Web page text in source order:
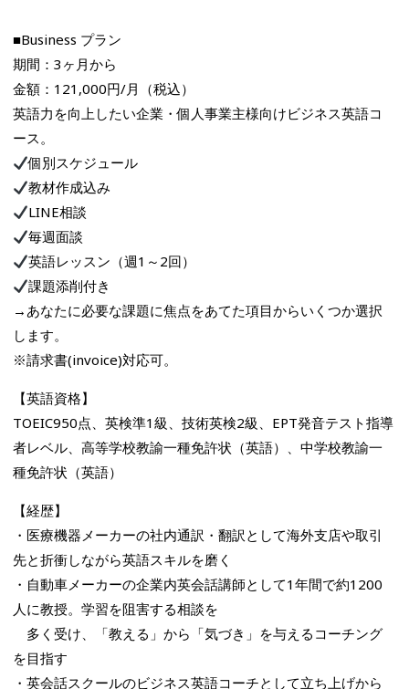
■Business プラン
期間：3ヶ月から
金額：121,000円/月（税込）
英語力を向上したい企業・個人事業主様向けビジネス英語コ
ース。
個別スケジュール
教材作成込み
LINE相談
毎週面談
英語レッスン（週1～2回）
課題添削付き
→あなたに必要な課題に焦点をあてた項目からいくつか選択
します。
※請求書(invoice)対応可。
【英語資格】
TOEIC950点、英検準1級、技術英検2級、EPT発音テスト指導
者レベル、高等学校教諭一種免許状（英語）、中学校教諭一
種免許状（英語）
【経歴】
・医療機器メーカーの社内通訳・翻訳として海外支店や取引
先と折衝しながら英語スキルを磨く
・自動車メーカーの企業内英会話講師として1年間で約1200
人に教授。学習を阻害する相談を
多く受け、「教える」から「気づき」を与えるコーチング
を目指す
・英会話スクールのビジネス英語コーチとして立ち上げから